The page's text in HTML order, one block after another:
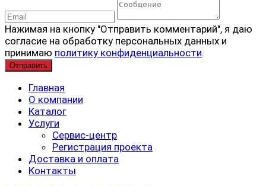
Нажимая на кнопку "Отправить комментарий", я даю
согласие на обработку персональных данных и
принимаю политику конфиденциальности.
Главная
О компании
Каталог
Услуги
Сервис-центр
Регистрация проекта
Доставка и оплата
Контакты